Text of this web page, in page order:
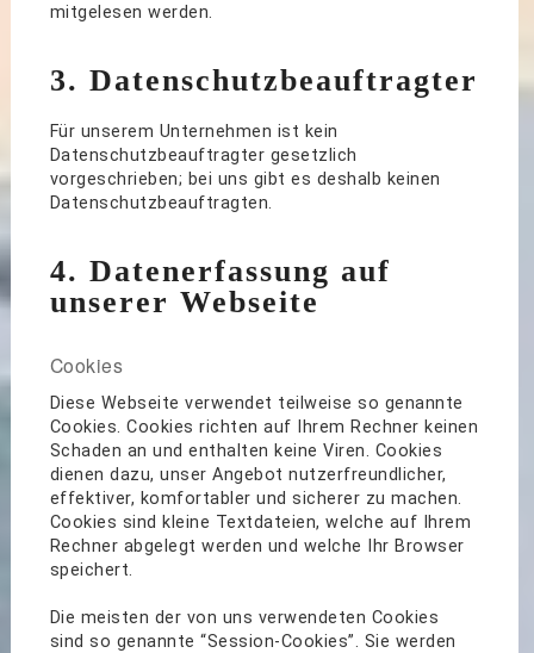
mitgelesen werden.
3. Datenschutzbeauftragter
Für unserem Unternehmen ist kein
Datenschutzbeauftragter gesetzlich
vorgeschrieben; bei uns gibt es deshalb keinen
Datenschutzbeauftragten.
4. Datenerfassung auf
unserer Webseite
Cookies
Diese Webseite verwendet teilweise so genannte
Cookies. Cookies richten auf Ihrem Rechner keinen
Schaden an und enthalten keine Viren. Cookies
dienen dazu, unser Angebot nutzerfreundlicher,
effektiver, komfortabler und sicherer zu machen.
Cookies sind kleine Textdateien, welche auf Ihrem
Rechner abgelegt werden und welche Ihr Browser
speichert.
Die meisten der von uns verwendeten Cookies
sind so genannte “Session-Cookies”. Sie werden